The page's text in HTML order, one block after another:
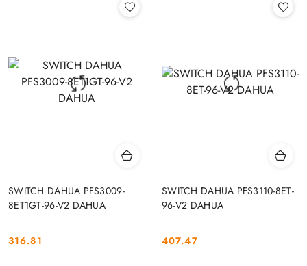
SWITCH DAHUA PFS3009-
8ET1GT-96-V2 DAHUA
Cena:
316.81
SWITCH DAHUA PFS3110-8ET-
96-V2 DAHUA
Cena:
407.47